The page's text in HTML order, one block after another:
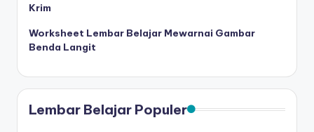
r
K
e
rj
a
C
menulis
huruf
hijaiyah
-
menulis
huruf
Krim
Worksheet Lembar Belajar Mewarnai Gambar
Benda Langit
Lembar Belajar Populer